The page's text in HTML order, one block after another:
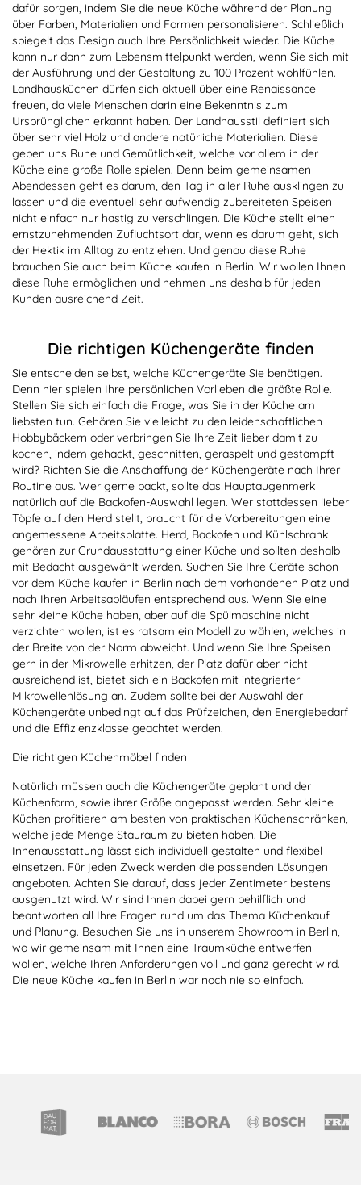
dafür sorgen, indem Sie die neue Küche während der Planung
über Farben, Materialien und Formen personalisieren. Schließlich
spiegelt das Design auch Ihre Persönlichkeit wieder. Die Küche
kann nur dann zum Lebensmittelpunkt werden, wenn Sie sich mit
der Ausführung und der Gestaltung zu 100 Prozent wohlfühlen.
Landhausküchen dürfen sich aktuell über eine Renaissance
freuen, da viele Menschen darin eine Bekenntnis zum
Ursprünglichen erkannt haben. Der Landhausstil definiert sich
über sehr viel Holz und andere natürliche Materialien. Diese
geben uns Ruhe und Gemütlichkeit, welche vor allem in der
Küche eine große Rolle spielen. Denn beim gemeinsamen
Abendessen geht es darum, den Tag in aller Ruhe ausklingen zu
lassen und die eventuell sehr aufwendig zubereiteten Speisen
nicht einfach nur hastig zu verschlingen. Die Küche stellt einen
ernstzunehmenden Zufluchtsort dar, wenn es darum geht, sich
der Hektik im Alltag zu entziehen. Und genau diese Ruhe
brauchen Sie auch beim Küche kaufen in Berlin. Wir wollen Ihnen
diese Ruhe ermöglichen und nehmen uns deshalb für jeden
Kunden ausreichend Zeit.
Die richtigen Küchengeräte finden
Sie entscheiden selbst, welche Küchengeräte Sie benötigen.
Denn hier spielen Ihre persönlichen Vorlieben die größte Rolle.
Stellen Sie sich einfach die Frage, was Sie in der Küche am
liebsten tun. Gehören Sie vielleicht zu den leidenschaftlichen
Hobbybäckern oder verbringen Sie Ihre Zeit lieber damit zu
kochen, indem gehackt, geschnitten, geraspelt und gestampft
wird? Richten Sie die Anschaffung der Küchengeräte nach Ihrer
Routine aus. Wer gerne backt, sollte das Hauptaugenmerk
natürlich auf die Backofen-Auswahl legen. Wer stattdessen lieber
Töpfe auf den Herd stellt, braucht für die Vorbereitungen eine
angemessene Arbeitsplatte. Herd, Backofen und Kühlschrank
gehören zur Grundausstattung einer Küche und sollten deshalb
mit Bedacht ausgewählt werden. Suchen Sie Ihre Geräte schon
vor dem Küche kaufen in Berlin nach dem vorhandenen Platz und
nach Ihren Arbeitsabläufen entsprechend aus. Wenn Sie eine
sehr kleine Küche haben, aber auf die Spülmaschine nicht
verzichten wollen, ist es ratsam ein Modell zu wählen, welches in
der Breite von der Norm abweicht. Und wenn Sie Ihre Speisen
gern in der Mikrowelle erhitzen, der Platz dafür aber nicht
ausreichend ist, bietet sich ein Backofen mit integrierter
Mikrowellenlösung an. Zudem sollte bei der Auswahl der
Küchengeräte unbedingt auf das Prüfzeichen, den Energiebedarf
und die Effizienzklasse geachtet werden.
Die richtigen Küchenmöbel finden
Natürlich müssen auch die Küchengeräte geplant und der
Küchenform, sowie ihrer Größe angepasst werden. Sehr kleine
Küchen profitieren am besten von praktischen Küchenschränken,
welche jede Menge Stauraum zu bieten haben. Die
Innenausstattung lässt sich individuell gestalten und flexibel
einsetzen. Für jeden Zweck werden die passenden Lösungen
angeboten. Achten Sie darauf, dass jeder Zentimeter bestens
ausgenutzt wird. Wir sind Ihnen dabei gern behilflich und
beantworten all Ihre Fragen rund um das Thema Küchenkauf
und Planung. Besuchen Sie uns in unserem Showroom in Berlin,
wo wir gemeinsam mit Ihnen eine Traumküche entwerfen
wollen, welche Ihren Anforderungen voll und ganz gerecht wird.
Die neue Küche kaufen in Berlin war noch nie so einfach.